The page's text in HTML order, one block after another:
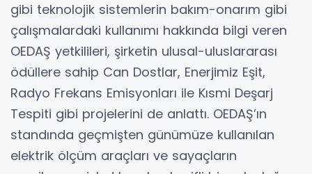
gibi teknolojik sistemlerin bakım-onarım gibi
çalışmalardaki kullanımı hakkında bilgi veren
OEDAŞ yetkilileri, şirketin ulusal-uluslararası
ödüllere sahip Can Dostlar, Enerjimiz Eşit,
Radyo Frekans Emisyonları ile Kısmi Deşarj
Tespiti gibi projelerini de anlattı. OEDAŞ’ın
standında geçmişten günümüze kullanılan
elektrik ölçüm araçları ve sayaçların